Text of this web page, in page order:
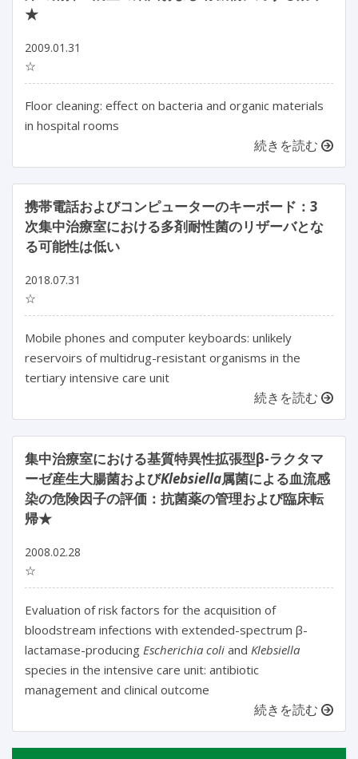
★
2009.01.31
☆
Floor cleaning: effect on bacteria and organic materials
in hospital rooms
続きを読む
携帯電話およびコンピューターのキーボード：3
次集中治療室における多剤耐性菌のリザーバとな
る可能性は低い
2018.07.31
☆
Mobile phones and computer keyboards: unlikely
reservoirs of multidrug-resistant organisms in the
tertiary intensive care unit
続きを読む
集中治療室における基質特異性拡張型β-ラクタマ
ーゼ産生大腸菌およびKlebsiella属菌による血流感
染の危険因子の評価：抗菌薬の管理および臨床転
帰★
2008.02.28
☆
Evaluation of risk factors for the acquisition of
bloodstream infections with extended-spectrum β-
lactamase-producing Escherichia coli and Klebsiella
species in the intensive care unit: antibiotic
management and clinical outcome
続きを読む